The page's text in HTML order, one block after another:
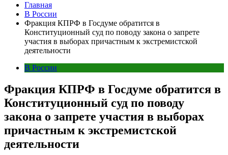
Главная
В России
Фракция КПРФ в Госдуме обратится в
Конституционный суд по поводу закона о запрете
участия в выборах причастным к экстремистской
деятельности
В России
Фракция КПРФ в Госдуме обратится в
Конституционный суд по поводу
закона о запрете участия в выборах
причастным к экстремистской
деятельности